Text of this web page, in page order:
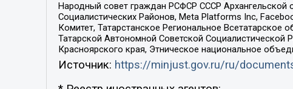
Народный совет граждан РСФСР СССР Архангельской
Социалистических Районов, Meta Platforms Inc,
Комитет, Татарстанское Региональное
Татарской Автономной Советской Социалистической
Красноярского края, Этническое национальное
Источник: https://minjust.gov.ru/ru/